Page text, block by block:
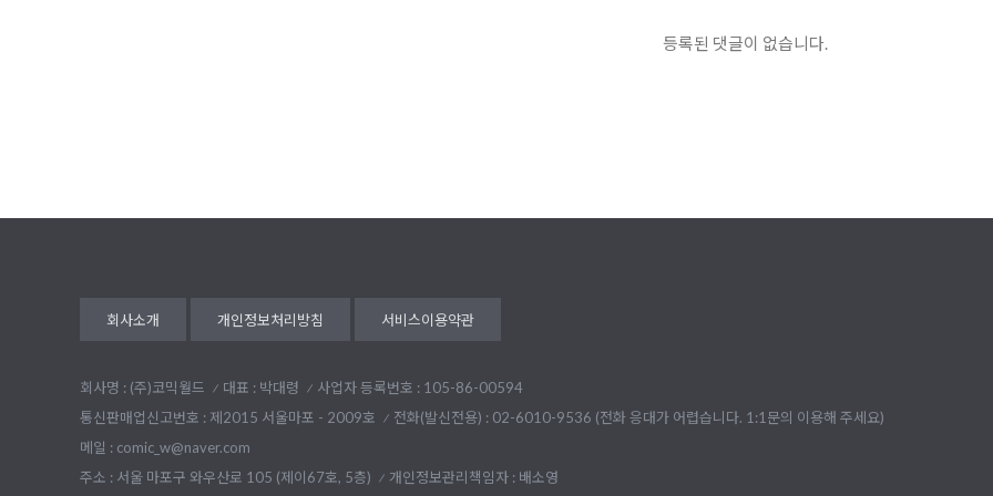
등록된 댓글이 없습니다.
회사소개 개인정보처리방침 서비스이용약관
회사명 : (주)코믹월드 대표 : 박대령
사업자 등록번호 : 105-86-00594
통신판매업신고번호 : 제2015 서울마포 - 2009호
전화(발신전용) : 02-6010-9536 (전화 응대가 어렵습니다. 1:1문의 이용해 주세요)
메일 : comic_w@naver.com
주소 : 서울 마포구 와우산로 105 (제이67호, 5층)
개인정보관리책임자 : 배소영